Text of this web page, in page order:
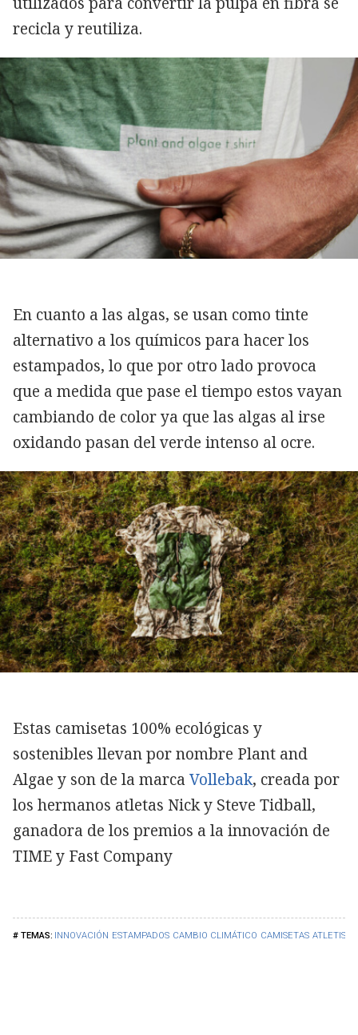
INNOVACIÓN ESTAMPADOS CAMBIO CLIMÁTICO CAMISETAS
recicla y reutiliza.
En cuanto a las algas, se usan como tinte
alternativo a los químicos para hacer los
estampados, lo que por otro lado provoca
que a medida que pase el tiempo estos vayan
cambiando de color ya que las algas al irse
oxidando pasan del verde intenso al ocre.
Estas camisetas 100% ecológicas y
sostenibles llevan por nombre Plant and
Algae y son de la marca Vollebak, creada por
los hermanos atletas Nick y Steve Tidball,
ganadora de los premios a la innovación de
TIME y Fast Company